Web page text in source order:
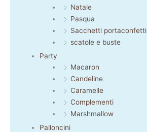
Natale
Pasqua
Sacchetti portaconfetti
scatole e buste
Party
Macaron
Candeline
Caramelle
Complementi
Marshmallow
Palloncini